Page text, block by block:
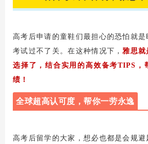
高考后申请的童鞋们最担心的恐怕就
考试过不了关。在这种情况下，雅思就
选择了，结合实用的高效备考TIPS，
绩！
全球超高认可度，帮你一劳永逸
高考后留学的大家，想必也都是会规